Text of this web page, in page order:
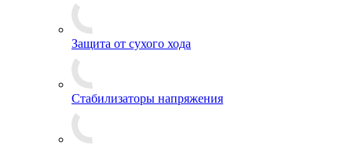
Защита от сухого хода
Стабилизаторы напряжения